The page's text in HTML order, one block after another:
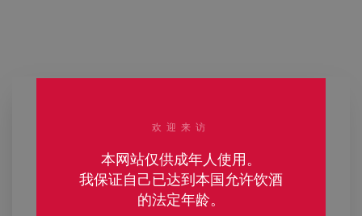
欢迎来访
本网站仅供成年人使用。
我保证自己已达到本国允许饮酒
的法定年龄。